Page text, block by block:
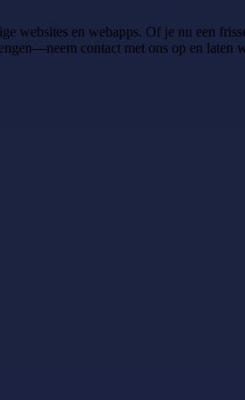
websites en webapps. Of je nu een
contact met ons op en laten